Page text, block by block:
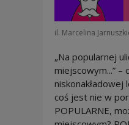
il. Marcelina
„Na popularnej
miejscowym...”
niskonakładowej
coś jest nie w
POPULARNE,